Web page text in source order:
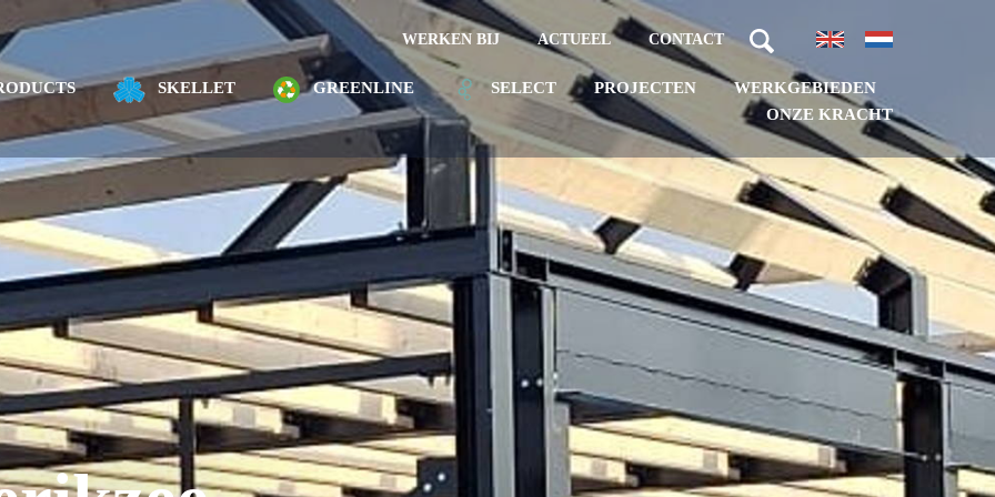
WERKEN BIJ ACTUEEL CONTACT
SKELLET GREENLINE SELECT PROJECTEN
WERKGEBIEDEN
ONZE KRACHT